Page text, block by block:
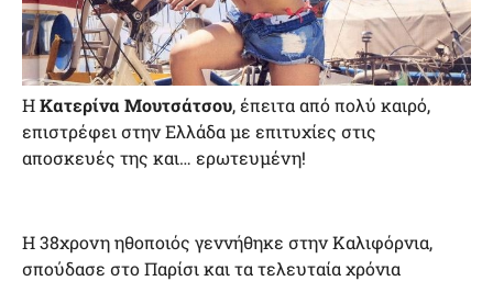
ΗΚατερίνα Μουτσάτσου, έπειτα από πολύ καιρό,
επιστρέφει στην Ελλάδα με επιτυχίες στις
αποσκευές της και… ερωτευμένη!
Η 38χρονη ηθοποιός γεννήθηκε στην Καλιφόρνια,
σπούδασε στο Παρίσι και τα τελευταία χρόνια